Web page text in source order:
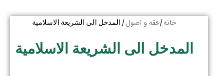
خانه/ فقه و اصول/ المدخل الی الشریعة الاسلامیة
المدخل الی الشریعة الاسلامیة